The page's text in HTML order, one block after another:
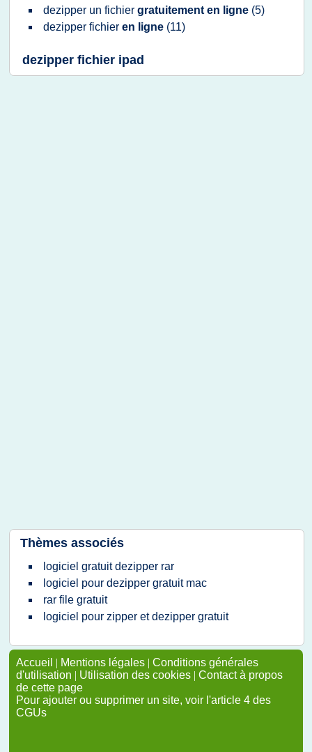
dezipper un fichier gratuitement en ligne (5)
dezipper fichier en ligne (11)
dezipper fichier ipad
Thèmes associés
logiciel gratuit dezipper rar
logiciel pour dezipper gratuit mac
rar file gratuit
logiciel pour zipper et dezipper gratuit
Accueil | Mentions légales | Conditions générales
d'utilisation | Utilisation des cookies | Contact à propos
de cette page
Pour ajouter ou supprimer un site, voir l'article 4 des
CGUs